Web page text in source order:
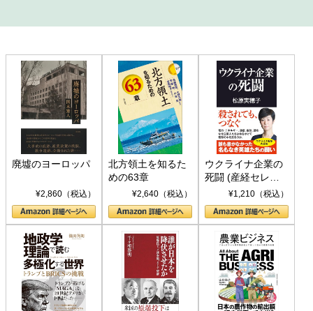
廃墟のヨーロッパ
¥2,860（税込）
北方領土を知るた
めの63章
¥2,640（税込）
ウクライナ企業の
死闘 (産経セレク
ト S 039)¥1,210（税込）